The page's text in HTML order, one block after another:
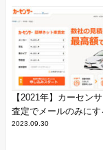
【2021年】カーセン
査定でメールのみにす
2023.09.30